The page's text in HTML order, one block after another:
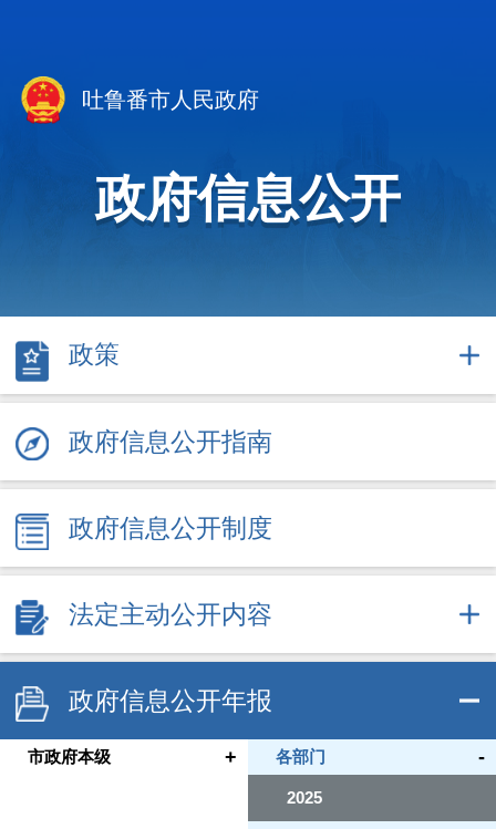
吐鲁番市人民政府
政府信息公开
政策
政府信息公开指南
政府信息公开制度
法定主动公开内容
政府信息公开年报
市政府本级 + 各部门 -
2025